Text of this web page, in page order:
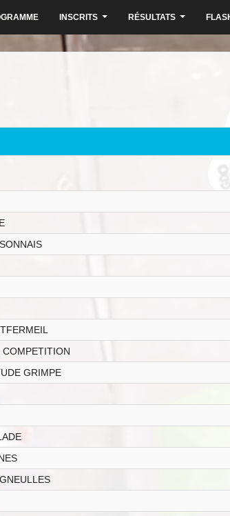
GRIMPE
INSCRITS RÉSULTATS